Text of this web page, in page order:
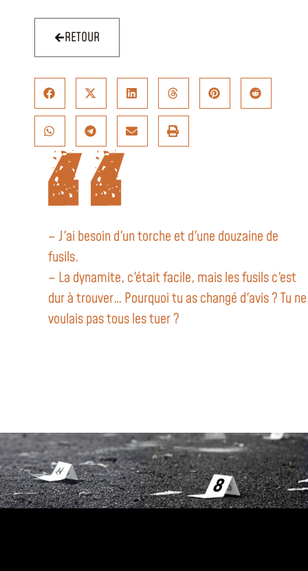
RETOUR
– J'ai besoin d'un torche et d'une douzaine de
fusils.
– La dynamite, c'était facile, mais les fusils c'est
dur à trouver… Pourquoi tu as changé d'avis ? Tu ne
voulais pas tous les tuer ?